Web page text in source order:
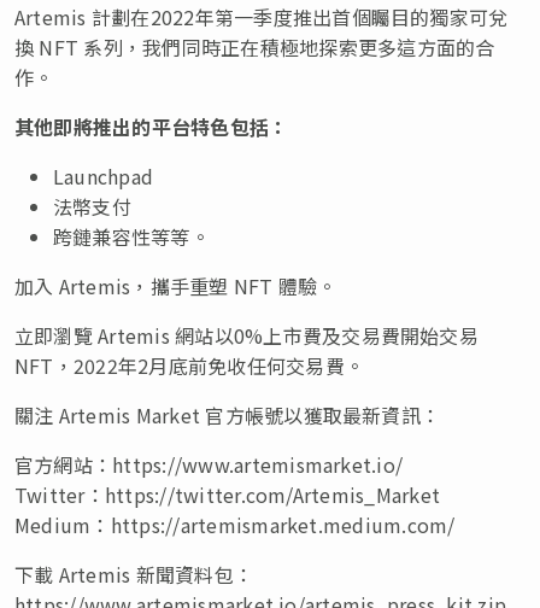
Artemis 計劃在2022年第一季度推出首個矚目的獨家可兌
換 NFT 系列，我們同時正在積極地探索更多這方面的合
作。
其他即將推出的平台特色包括 ：
Launchpad
法幣支付
跨鏈兼容性等等。
加入 Artemis，攜手重塑 NFT 體驗 。
立即瀏覽 Artemis 網站以0%上市費及交易費開始交易
NFT，2022年2月底前免收任何交易費 。
關注 Artemis Market 官方帳號以獲取最新資訊：
官方網站：https://www.artemismarket.io/
Twitter：https://twitter.com/Artemis_Market
Medium：https://artemismarket.medium.com/
下載 Artemis 新聞資料包：